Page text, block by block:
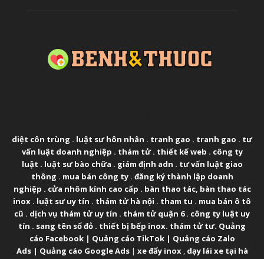
diệt côn trùng . luật sư hôn nhân . tranh gao . tranh gao . tư
vấn luật doanh nghiệp . thám tử. thiết kế web . công ty
luật . luật sư bào chữa . giám định adn . tư vấn luật giao
thông . mua bán công ty. đăng ký thành lập doanh
nghiệp . cửa nhôm kính cao cấp . bàn thao tác, bàn thao tác
inox . luật sư uy tín . thám tử hà nội . tham tu . mua bán ô tô
cũ . dịch vụ thám tử uy tín . thám tử quận 6. công ty luật uy
tín . sang tên sổ đỏ . thiết bị bếp inox. thám tử tư. Quảng
cáo Facebook| Quảng cáo TikTok| Quảng cáo Zalo
Ads| Quảng cáo Google Ads| xe đẩy inox, dạy lái xe tại hà